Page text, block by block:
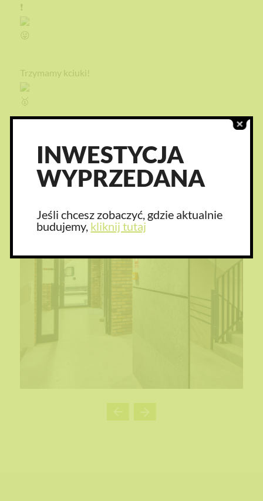
Trzymamy kciuki!
#tokio2020
INWESTYCJA
WYPRZEDANA
Jeśli chcesz zobaczyć, gdzie aktualnie
budujemy, kliknij tutaj